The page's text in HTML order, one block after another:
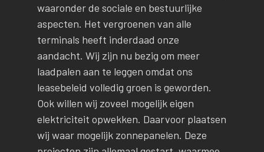
waaronder de sociale en bestuurlijke
aspecten. Het vergroenen van alle
terminals heeft inderdaad onze
aandacht. Wij zijn nu bezig om meer
laadpalen aan te leggen omdat ons
leasebeleid volledig groen is geworden.
Ook willen wij zoveel mogelijk eigen
elektriciteit opwekken. Daarvoor plaatsen
wij waar mogelijk zonnepanelen. Deze